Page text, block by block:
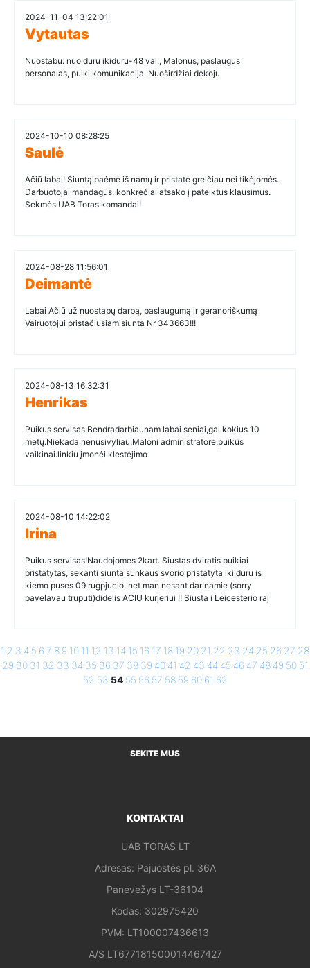
2024-11-04 13:22:01
Vytautas
Nuostabu: nuo duru ikiduru-48 val., Malonus, paslaugus
personalas, puiki komunikacija. Nuoširdžiai dėkoju
2024-10-10 08:28:25
Saulė
Ačiū labai! Siuntą paėmė iš namų ir pristatė greičiau nei tikėjomės.
Darbuotojai mandagūs, konkrečiai atsako į pateiktus klausimus.
Sekmės UAB Toras komandai!
2024-08-28 11:56:01
Deimantė
Labai Ačiū už nuostabų darbą, paslaugumą ir geranoriškumą
Vairuotojui pristačiusiam siunta Nr 343663!!!
2024-08-13 16:32:31
Henrikas
Puikus servisas.Bendradarbiaunam labai seniai,gal kokius 10
metų.Niekada nenusivyliau.Maloni administratorė,puikūs
vaikinai.linkiu įmonėi klestėjimo
2024-08-10 14:22:02
Irina
Puikus servisas!Naudojomes 2kart. Siustas dviratis puikiai
pristatytas, sekanti siunta sunkaus svorio pristatyta iki duru is
kiemo puses 09 rugpjucio, net man nesant dar namie (sorry
pavelavau truputi)didelis ACIU kurjeriui !! Siusta i Leicesterio raj
1 2 3 4 5 6 7 8 9 10 11 12 13 14 15 16 17 18 19 20 21 22 23 24 25 26 27 28
29 30 31 32 33 34 35 36 37 38 39 40 41 42 43 44 45 46 47 48 49 50 51
52 53 54 55 56 57 58 59 60 61 62
SEKITE MUS
KONTAKTAI
UAB TORAS LT
Adresas: Pajuostės pl. 36A
Panevežys LT-36104
Kodas: 302975420
PVM: LT100007436613
A/S LT677181500014467427